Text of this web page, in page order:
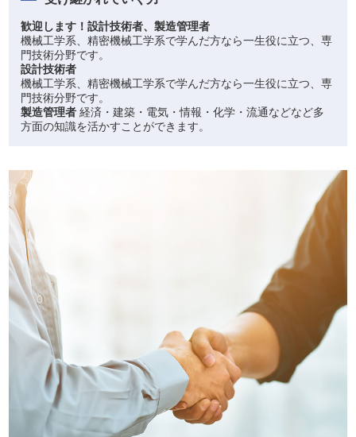
歓迎します！設計技術者、製造管理者
機械工学系、精密機械工学系で学んだ方なら一生役に立つ、専
門技術分野です。
設計技術者
機械工学系、精密機械工学系で学んだ方なら一生役に立つ、専
門技術分野です。
製造管理者 経済・建築・電気・情報・化学・流通などなど多
方面の知識を活かすことができます。